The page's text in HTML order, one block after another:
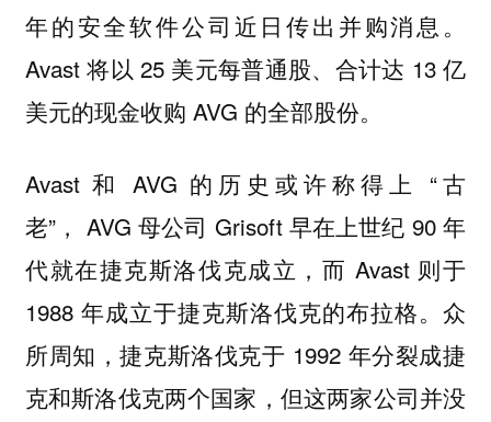
年的安全软件公司近日传出并购消息。
Avast 将以 25 美元每普通股、合计达 13 亿
美元的现金收购 AVG 的全部股份。
Avast 和 AVG 的历史或许称得上 “古
老”， AVG 母公司 Grisoft 早在上世纪 90 年
代就在捷克斯洛伐克成立，而 Avast 则于
1988 年成立于捷克斯洛伐克的布拉格。众
所周知，捷克斯洛伐克于 1992 年分裂成捷
克和斯洛伐克两个国家，但这两家公司并没